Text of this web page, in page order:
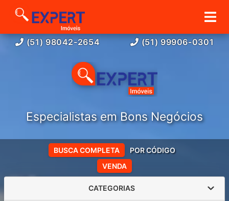
(51) 98042-2654 (51) 99906-0301
Especialistas em Bons Negócios
VENDA
BUSCA COMPLETA POR CÓDIGO
CATEGORIAS